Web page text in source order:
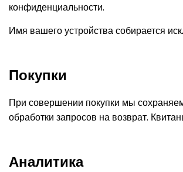
конфиденциальности.
Имя вашего устройства собирается
Покупки
При совершении покупки мы
обработки запросов на возврат.
Аналитика